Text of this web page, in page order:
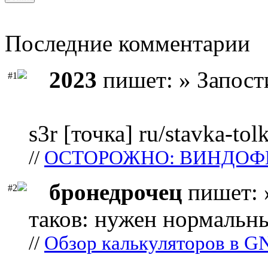
Последние комментарии
#1 2023 пишет: »
s3r [точка] ru/stavka-
// ОСТОРОЖНО:
#2 бронедрочец пишет:
таков: нужен
// Обзор калькуляторов в